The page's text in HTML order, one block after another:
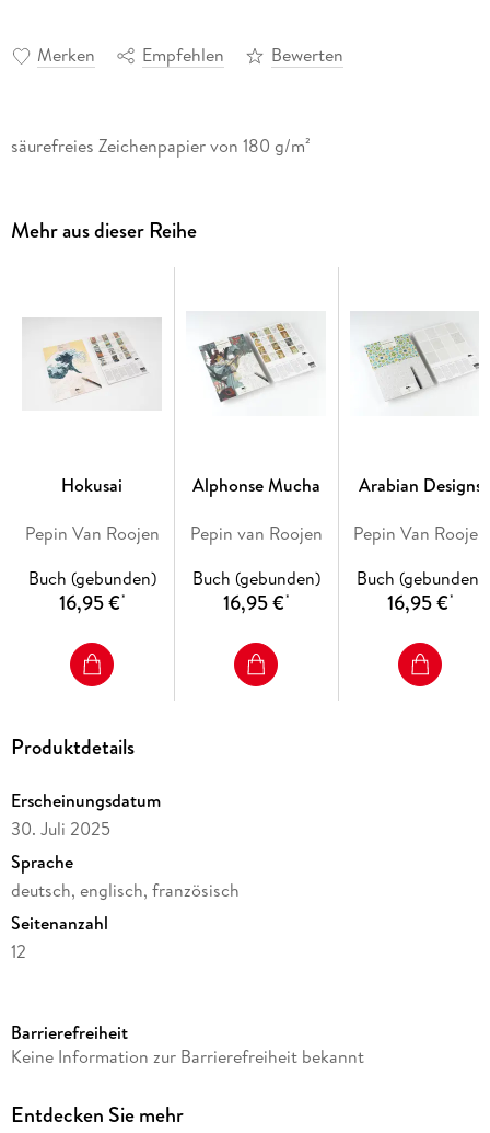
Merken Empfehlen Bewerten
säurefreies Zeichenpapier von 180 g/m²
Mehr aus dieser Reihe
Hokusai
Pepin Van Roojen
Buch (gebunden)
16,95 €*
Alphonse Mucha
Pepin van Roojen
Buch (gebunden)
16,95 €*
Arabian Designs
Pepin Van Roojen
Buch (gebunden)
16,95 €*
Produktdetails
Erscheinungsdatum
30. Juli 2025
Sprache
deutsch, englisch, französisch
Seitenanzahl
12
Autor/Autorin
Verlag/Hersteller
Barrierefreiheit
Keine Information zur Barrierefreiheit bekannt
Entdecken Sie mehr